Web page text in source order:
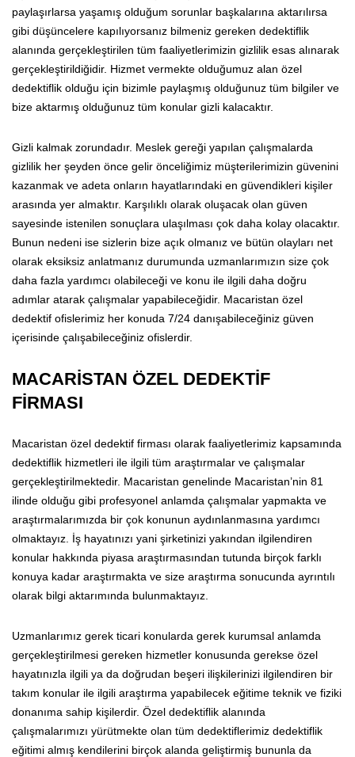
paylaşırlarsa yaşamış olduğum sorunlar başkalarına aktarılırsa
gibi düşüncelere kapılıyorsanız bilmeniz gereken dedektiflik
alanında gerçekleştirilen tüm faaliyetlerimizin gizlilik esas alınarak
gerçekleştirildiğidir. Hizmet vermekte olduğumuz alan özel
dedektiflik olduğu için bizimle paylaşmış olduğunuz tüm bilgiler ve
bize aktarmış olduğunuz tüm konular gizli kalacaktır.
Gizli kalmak zorundadır. Meslek gereği yapılan çalışmalarda
gizlilik her şeyden önce gelir önceliğimiz müşterilerimizin güvenini
kazanmak ve adeta onların hayatlarındaki en güvendikleri kişiler
arasında yer almaktır. Karşılıklı olarak oluşacak olan güven
sayesinde istenilen sonuçlara ulaşılması çok daha kolay olacaktır.
Bunun nedeni ise sizlerin bize açık olmanız ve bütün olayları net
olarak eksiksiz anlatmanız durumunda uzmanlarımızın size çok
daha fazla yardımcı olabileceği ve konu ile ilgili daha doğru
adımlar atarak çalışmalar yapabileceğidir. Macaristan özel
dedektif ofislerimiz her konuda 7/24 danışabileceğiniz güven
içerisinde çalışabileceğiniz ofislerdir.
MACARİSTAN ÖZEL DEDEKTİF
FİRMASI
Macaristan özel dedektif firması olarak faaliyetlerimiz kapsamında
dedektiflik hizmetleri ile ilgili tüm araştırmalar ve çalışmalar
gerçekleştirilmektedir. Macaristan genelinde Macaristan’nin 81
ilinde olduğu gibi profesyonel anlamda çalışmalar yapmakta ve
araştırmalarımızda bir çok konunun aydınlanmasına yardımcı
olmaktayız. İş hayatınızı yani şirketinizi yakından ilgilendiren
konular hakkında piyasa araştırmasından tutunda birçok farklı
konuya kadar araştırmakta ve size araştırma sonucunda ayrıntılı
olarak bilgi aktarımında bulunmaktayız.
Uzmanlarımız gerek ticari konularda gerek kurumsal anlamda
gerçekleştirilmesi gereken hizmetler konusunda gerekse özel
hayatınızla ilgili ya da doğrudan beşeri ilişkilerinizi ilgilendiren bir
takım konular ile ilgili araştırma yapabilecek eğitime teknik ve fiziki
donanıma sahip kişilerdir. Özel dedektiflik alanında
çalışmalarımızı yürütmekte olan tüm dedektiflerimiz dedektiflik
eğitimi almış kendilerini birçok alanda geliştirmiş bununla da